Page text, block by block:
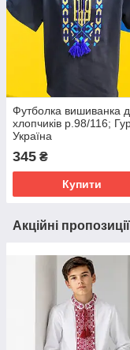
Футболка вишиванка
хлопчиків р.98/116;
Україна
345 ₴
Купити
Акційні